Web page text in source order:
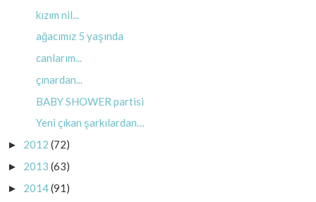
kızım nil...
ağacımız 5 yaşında
canlarım...
çınardan...
BABY SHOWER partisi
Yeni çıkan şarkılardan…
► 2012 (72)
► 2013 (63)
► 2014(91)